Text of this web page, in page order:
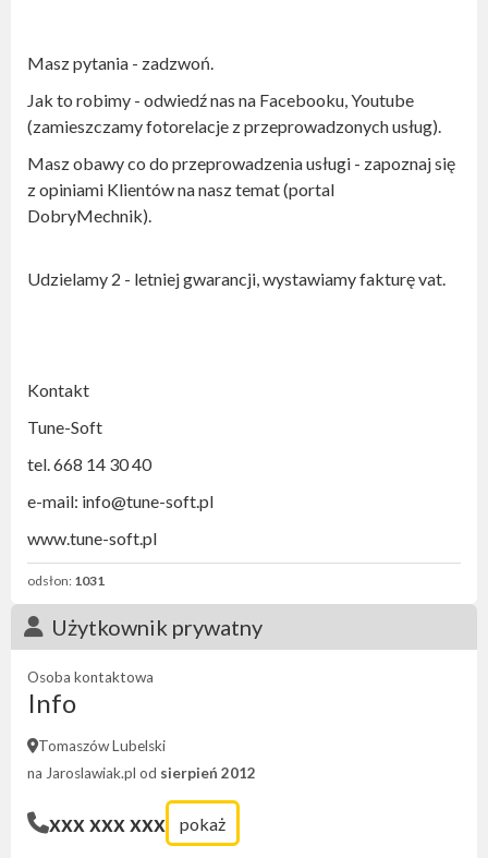
Masz pytania - zadzwoń.
Jak to robimy - odwiedź nas na Facebooku, Youtube
(zamieszczamy fotorelacje z przeprowadzonych usług).
Masz obawy co do przeprowadzenia usługi - zapoznaj się
z opiniami Klientów na nasz temat (portal
DobryMechnik).
Udzielamy 2 - letniej gwarancji, wystawiamy fakturę vat.
Kontakt
Tune-Soft
tel. 668 14 30 40
e-mail: info@tune-soft.pl
www.tune-soft.pl
odsłon: 1031
Użytkownik prywatny
Osoba kontaktowa
Info
Tomaszów Lubelski
na Jaroslawiak.pl od sierpień 2012
xxx xxx xxx pokaż